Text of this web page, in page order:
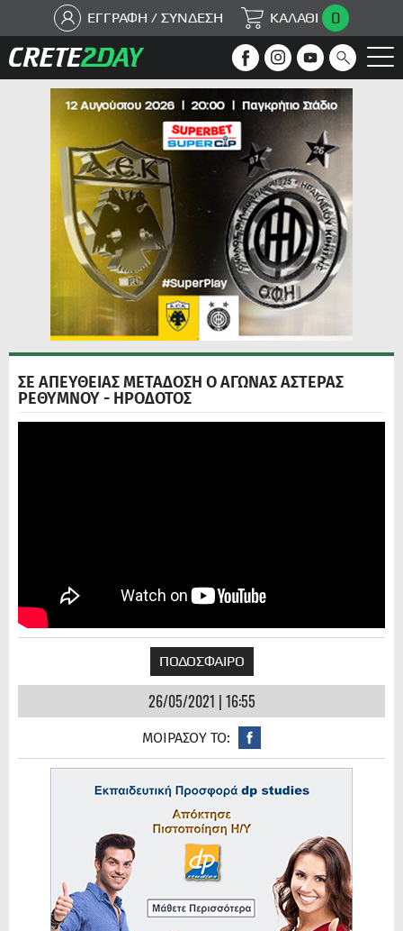
ΕΓΓΡΑΦΗ / ΣΥΝΔΕΣΗ ΚΑΛΑΘΙ 0
ΣΕ ΑΠΕΥΘΕΙΑΣ ΜΕΤΑΔΟΣΗ Ο ΑΓΩΝΑΣ ΑΣΤΕΡΑΣ
ΡΕΘΥΜΝΟΥ - ΗΡΟΔΟΤΟΣ
ΠΟΔΟΣΦΑΙΡΟ
26/05/2021 | 16:55
ΜΟΙΡΑΣΟΥ ΤΟ: